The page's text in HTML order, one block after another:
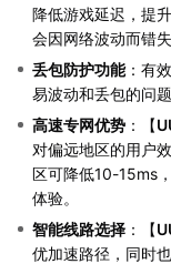
降低游戏延迟，提
会因网络波动而错失
丢包防护功能：有
易波动和丢包的问
高速专网优势 ：【
对偏远地区的用户
区可降低10-15ms
体验。
智能线路选择 ：【
优加速路径，同时